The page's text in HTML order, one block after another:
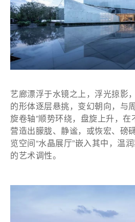
艺廊漂浮于水镜之上，浮光掠影
的形体逐层悬挑，变幻朝向，与
旋卷轴”顺势环绕，盘旋上升，
营造出朦胧、静谧，或恢宏、磅
览空间“水晶展厅”嵌入其中，温
的艺术调性。